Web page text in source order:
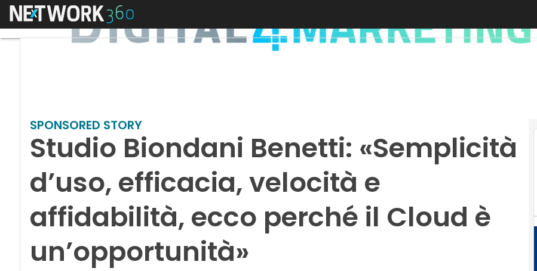
Menu
SPONSORED STORY
Studio Biondani Benetti: «Semplicità
d’uso, efficacia, velocità e
affidabilità, ecco perché il Cloud è
un’opportunità»